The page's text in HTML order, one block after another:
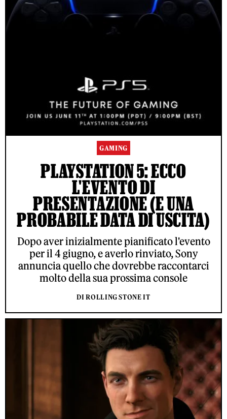
GAMING
PLAYSTATION 5: ECCO
L'EVENTO DI
PRESENTAZIONE (E UNA
PROBABILE DATA DI USCITA)
Dopo aver inizialmente pianificato l'evento
per il 4 giugno, e averlo rinviato, Sony
annuncia quello che dovrebbe raccontarci
molto della sua prossima console
DI ROLLING STONE IT